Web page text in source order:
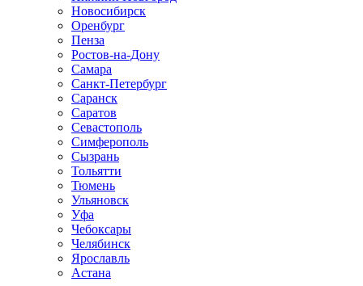
Новосибирск
Оренбург
Пенза
Ростов-на-Дону
Самара
Санкт-Петербург
Саранск
Саратов
Севастополь
Симферополь
Сызрань
Тольятти
Тюмень
Ульяновск
Уфа
Чебоксары
Челябинск
Ярославль
Астана